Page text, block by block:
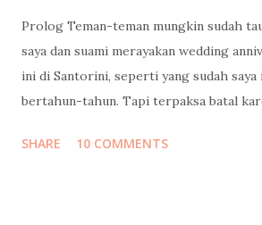
Prolog Teman-teman mungkin sudah
saya dan suami merayakan wedding
ini di Santorini, seperti yang sudah saya
bertahun-tahun. Tapi terpaksa batal
mempengaruhi masa depan serta hajat
SHARE 10 COMMENTS